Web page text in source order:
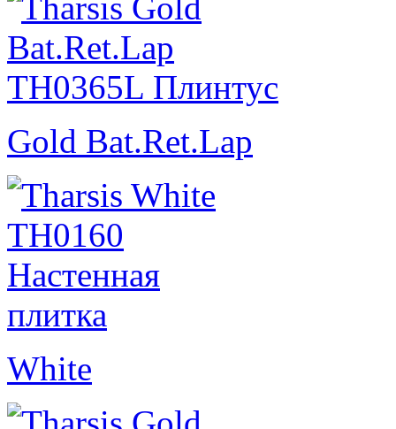
Gold Bat.Ret.Lap
White